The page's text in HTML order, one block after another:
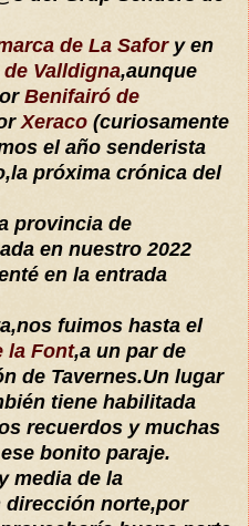
de La Safory en
de Valldigna,aunque
Benifairó de
Xeraco (curiosamente
el año senderista
próxima crónica del
provincia de
en nuestro 2022
en la entrada
fuimos hasta el
la Font,a un par de
de Tavernes.Un lugar
tiene habilitada
recuerdos y muchas
bonito paraje.
media de la
dirección norte,por